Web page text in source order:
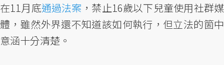
在11月底通過法案 ，禁止16歲以下兒童使用社群媒
體，雖然外界還不知道該如何執行，但立法的箇中
意涵十分清楚。